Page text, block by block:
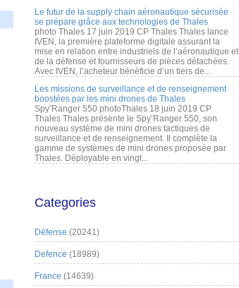
Le futur de la supply chain aéronautique sécurisée
se prépare grâce aux technologies de Thales
photo Thales 17 juin 2019 CP Thales Thales lance
IVEN, la première plateforme digitale assurant la
mise en relation entre industriels de l’aéronautique et
de la défense et fournisseurs de pièces détachées.
Avec IVEN, l’acheteur bénéficie d’un tiers de...
Les missions de surveillance et de renseignement
boostées par les mini drones de Thales
Spy’Ranger 550 photoThales 18 juin 2019 CP
Thales Thales présente le Spy’Ranger 550, son
nouveau système de mini drones tactiques de
surveillance et de renseignement. Il complète la
gamme de systèmes de mini drones proposée par
Thales. Déployable en vingt...
Categories
Défense (20241)
Defence (18989)
France (14639)